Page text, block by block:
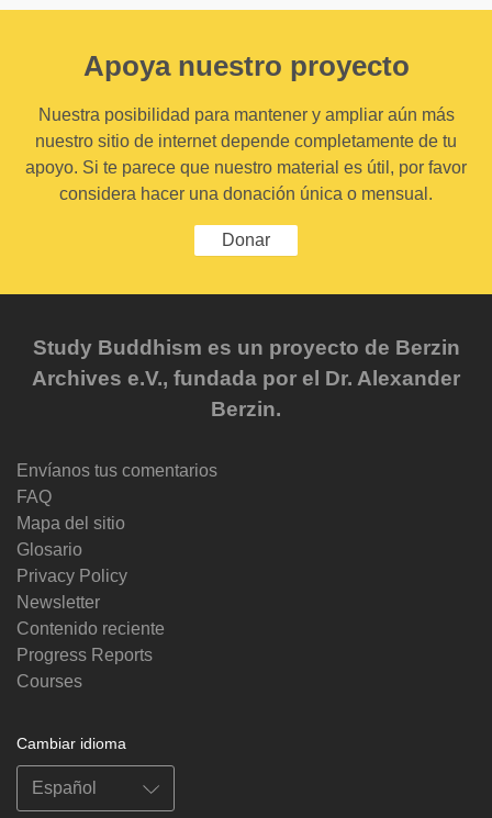
Apoya nuestro proyecto
Nuestra posibilidad para mantener y ampliar aún más
nuestro sitio de internet depende completamente de tu
apoyo. Si te parece que nuestro material es útil, por favor
considera hacer una donación única o mensual.
Donar
Study Buddhism es un proyecto de Berzin
Archives e.V., fundada por el Dr. Alexander
Berzin.
Envíanos tus comentarios
FAQ
Mapa del sitio
Glosario
Privacy Policy
Newsletter
Contenido reciente
Progress Reports
Courses
Cambiar idioma